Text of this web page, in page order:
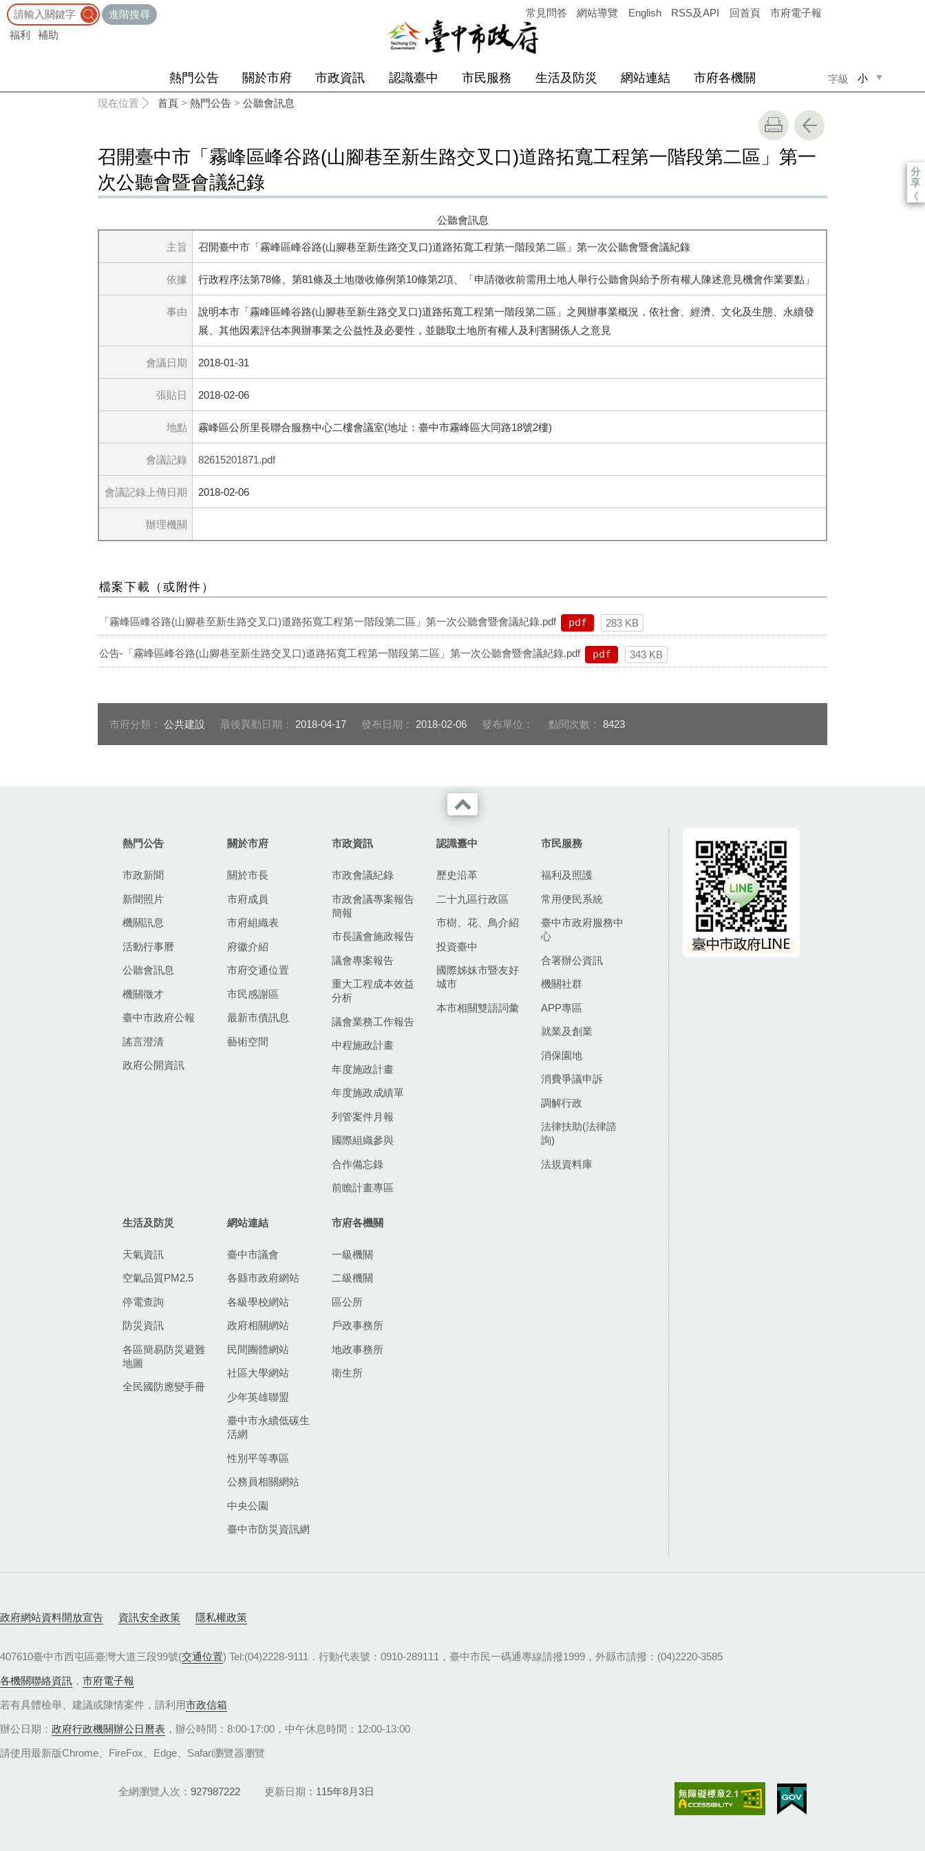
進階搜尋
福利
補助
常見問答 網站導覽 English RSS及API 回首頁 市府電子報
字級 小
熱門公告 關於市府 市政資訊 認識臺中 市民服務 生活及防災 網站連結 市府各機關
現在位置 首頁 > 熱門公告 > 公聽會訊息
分
享
《
召開臺中市「霧峰區峰谷路(山腳巷至新生路交叉口)道路拓寬工程第一階段第二區」第一
次公聽會暨會議紀錄
公聽會訊息
主旨 召開臺中市「霧峰區峰谷路(山腳巷至新生路交叉口)道路拓寬工程第一階段第二區」第一次公聽會暨會議紀錄
依據 行政程序法第78條、第81條及土地徵收條例第10條第2項、「申請徵收前需用土地人舉行公聽會與給予所有權人陳述意見機會作業要點」
事由
說明本市「霧峰區峰谷路(山腳巷至新生路交叉口)道路拓寬工程第一階段第二區」之興辦事業概況，依社會、經濟、文化及生態、永續發
展、其他因素評估本興辦事業之公益性及必要性，並聽取土地所有權人及利害關係人之意見
會議日期 2018-01-31
張貼日 2018-02-06
地點 霧峰區公所里長聯合服務中心二樓會議室(地址：臺中市霧峰區大同路18號2樓)
會議記錄 82615201871.pdf
會議記錄上傳日期 2018-02-06
辦理機關
檔案下載（或附件）
「霧峰區峰谷路(山腳巷至新生路交叉口)道路拓寬工程第一階段第二區」第一次公聽會暨會議紀錄.pdf pdf 283 KB
公告-「霧峰區峰谷路(山腳巷至新生路交叉口)道路拓寬工程第一階段第二區」第一次公聽會暨會議紀錄.pdf pdf 343 KB
市府分類： 公共建設 最後異動日期： 2018-04-17 發布日期： 2018-02-06 發布單位： 點閱次數： 8423
熱門公告
市政新聞
新聞照片
機關訊息
活動行事曆
公聽會訊息
機關徵才
臺中市政府公報
謠言澄清
政府公開資訊
關於市府
關於市長
市府成員
市府組織表
府徽介紹
市府交通位置
市民感謝區
最新市債訊息
藝術空間
市政資訊
市政會議紀錄
市政會議專案報告
簡報
市長議會施政報告
議會專案報告
重大工程成本效益
分析
議會業務工作報告
中程施政計畫
年度施政計畫
年度施政成績單
列管案件月報
國際組織參與
合作備忘錄
前瞻計畫專區
認識臺中
歷史沿革
二十九區行政區
市樹、花、鳥介紹
投資臺中
國際姊妹市暨友好
城市
本市相關雙語詞彙
市民服務
福利及照護
常用便民系統
臺中市政府服務中
心
合署辦公資訊
機關社群
APP專區
就業及創業
消保園地
消費爭議申訴
調解行政
法律扶助(法律諮
詢)
法規資料庫
生活及防災
天氣資訊
空氣品質PM2.5
停電查詢
防災資訊
各區簡易防災避難
地圖
全民國防應變手冊
網站連結
臺中市議會
各縣市政府網站
各級學校網站
政府相關網站
民間團體網站
社區大學網站
少年英雄聯盟
臺中市永續低碳生
活網
性別平等專區
公務員相關網站
中央公園
臺中市防災資訊網
市府各機關
一級機關
二級機關
區公所
戶政事務所
地政事務所
衛生所
政府網站資料開放宣告 資訊安全政策 隱私權政策
407610臺中市西屯區臺灣大道三段99號(交通位置) Tel:(04)2228-9111．行動代表號：0910-289111，臺中市民一碼通專線請撥1999，外縣市請撥：(04)2220-3585
各機關聯絡資訊 ， 市府電子報
若有具體檢舉、建議或陳情案件，請利用市政信箱
辦公日期： 政府行政機關辦公日曆表 ，辦公時間：8:00-17:00，中午休息時間：12:00-13:00
請使用最新版Chrome、FireFox、Edge、Safari瀏覽器瀏覽
全網瀏覽人次 927987222 更新日期 115年8月3日